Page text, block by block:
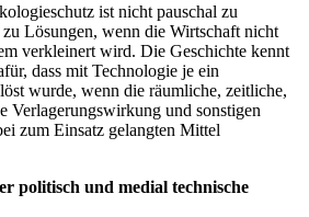
ist nicht pauschal zu
Lösungen, wenn die Wirtschaft nicht
verkleinert wird. Die Geschichte kennt
dass mit Technologie je ein
wurde, wenn die räumliche, zeitliche,
Verlagerungswirkung und sonstigen
zum Einsatz gelangten Mittel
politisch und medial technische